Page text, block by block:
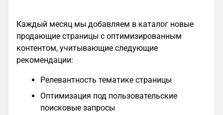
Каждый месяц мы добавляем в каталог новые
продающие страницы с оптимизированным
контентом, учитывающие следующие
рекомендации:
Релевантность тематике страницы
Оптимизация под пользовательские
поисковые запросы